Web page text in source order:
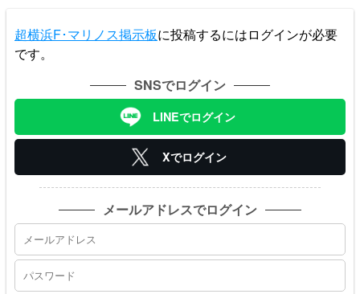
超横浜F･マリノス掲示板に投稿するにはログインが必要
です。
SNSでログイン
LINEでログイン
Xでログイン
メールアドレスでログイン